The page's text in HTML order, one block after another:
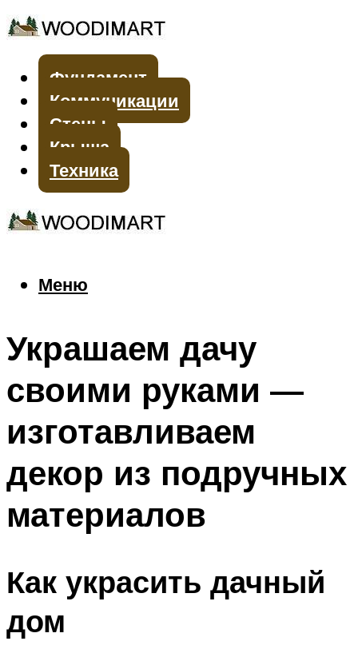
Фундамент
Коммуникации
Стены
Крыша
Техника
Меню
Меню
Украшаем дачу
своими руками —
изготавливаем
декор из подручных
материалов
Как украсить дачный
дом